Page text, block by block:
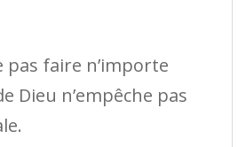
pas faire n’importe
Dieu n’empêche pas